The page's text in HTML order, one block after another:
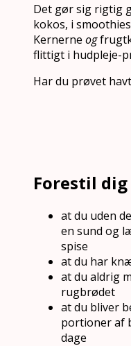
Det gør sig rigtig
kokos, i
Kernerne og
flittigt i hudpleje-
Har du prøvet
Forestil
at du uden
en sund og
spise
at du har
at du aldrig
rugbrødet
at du bliver
portioner af
dage